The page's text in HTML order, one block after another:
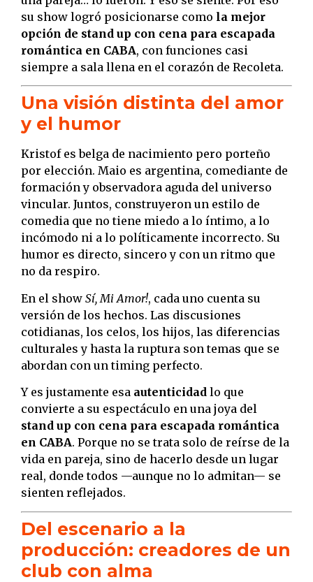
su show logró posicionarse como la mejor
opción de stand up con cena para escapada
romántica en CABA, con funciones casi
siempre a sala llena en el corazón de Recoleta.
Una visión distinta del amor
y el humor
Kristof es belga de nacimiento pero porteño
por elección. Maio es argentina, comediante de
formación y observadora aguda del universo
vincular. Juntos, construyeron un estilo de
comedia que no tiene miedo a lo íntimo, a lo
incómodo ni a lo políticamente incorrecto. Su
humor es directo, sincero y con un ritmo que
no da respiro.
En el show Sí, Mi Amor!, cada uno cuenta su
versión de los hechos. Las discusiones
cotidianas, los celos, los hijos, las diferencias
culturales y hasta la ruptura son temas que se
abordan con un timing perfecto.
Y es justamente esa autenticidad lo que
convierte a su espectáculo en una joya del
stand up con cena para escapada romántica
en CABA. Porque no se trata solo de reírse de la
vida en pareja, sino de hacerlo desde un lugar
real, donde todos —aunque no lo admitan— se
sienten reflejados.
Del escenario a la
producción: creadores de un
club con alma